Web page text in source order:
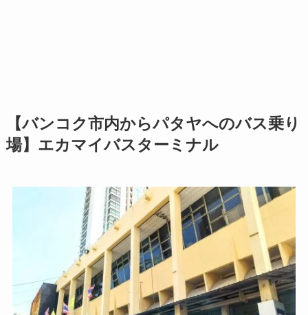
【バンコク市内からパタヤへのバス乗り
場】エカマイバスターミナル